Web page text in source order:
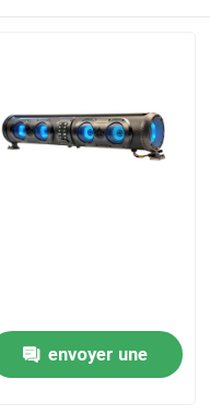
envoyer une